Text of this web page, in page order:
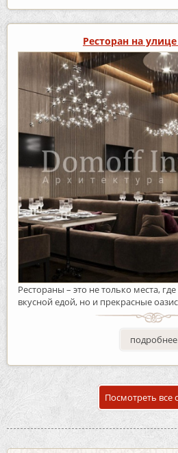
Ресторан на
Рестораны – это не только места,
вкусной едой, но и прекрасные
подробнее
Посмотреть все